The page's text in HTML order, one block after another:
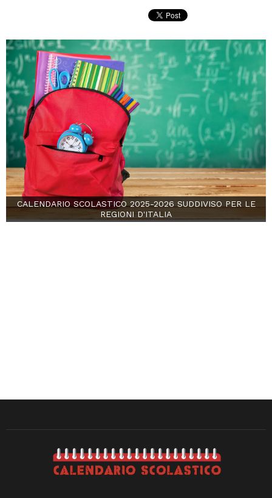
CALENDARIO SCOLASTICO 2025-2026 SUDDIVISO PER LE
REGIONI D'ITALIA